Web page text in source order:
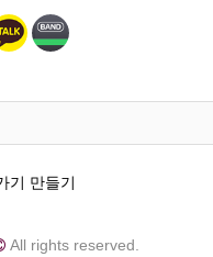
기 만들기
All rights reserved.